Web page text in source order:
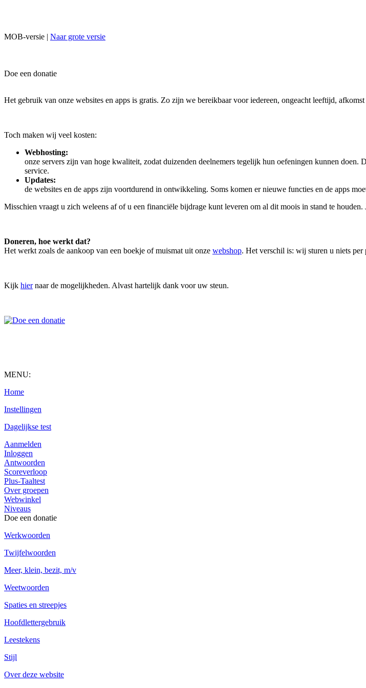
MOB-versie | Naar grote versie
Doe een donatie
Het gebruik van onze websites en apps is gratis. Zo zijn we bereikbaar voor iedereen, ongeacht leeftijd,
Toch maken wij veel kosten:
Webhosting:
onze servers zijn van hoge kwaliteit, zodat duizenden deelnemers tegelijk hun oefeningen kunnen
service.
Updates:
de websites en de apps zijn voortdurend in ontwikkeling. Soms komen er nieuwe functies en de apps
Misschien vraagt u zich weleens af of u een financiële bijdrage kunt leveren om al dit moois in stand te houden.
Doneren, hoe werkt dat?
Het werkt zoals de aankoop van een boekje of muismat uit onze webshop. Het verschil is: wij sturen u niets
Kijk hiernaar de mogelijkheden. Alvast hartelijk dank voor uw steun.
MENU:
Home
Instellingen
Dagelijkse test
Aanmelden
Inloggen
Antwoorden
Scoreverloop
Plus-Taaltest
Over groepen
Webwinkel
Niveaus
Doe een donatie
Werkwoorden
Twijfelwoorden
Meer, klein, bezit, m/v
Weetwoorden
Spaties en streepjes
Hoofdlettergebruik
Leestekens
Stijl
Over deze website